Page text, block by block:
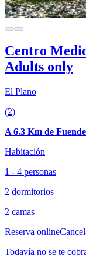
Centro
Adults only
El Plano
(2)
A 6.3 Km de
Habitación
1 - 4 personas
2 dormitorios
2 camas
Reserva online
Todavía no se te